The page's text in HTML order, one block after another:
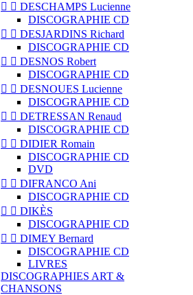
  DESCHAMPS Lucienne
DISCOGRAPHIE CD
  DESJARDINS Richard
DISCOGRAPHIE CD
  DESNOS Robert
DISCOGRAPHIE CD
  DESNOUES Lucienne
DISCOGRAPHIE CD
  DETRESSAN Renaud
DISCOGRAPHIE CD
  DIDIER Romain
DISCOGRAPHIE CD
DVD
  DIFRANCO Ani
DISCOGRAPHIE CD
  DIKÈS
DISCOGRAPHIE CD
  DIMEY Bernard
DISCOGRAPHIE CD
LIVRES
DISCOGRAPHIES ART &
CHANSONS